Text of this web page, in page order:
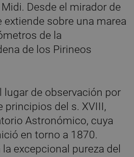
Desde el mirador de
extiende sobre una marea
de la
de los Pirineos
lugar de observación por
principios del s. XVIII,
Astronómico, cuya
en torno a 1870.
excepcional pureza del